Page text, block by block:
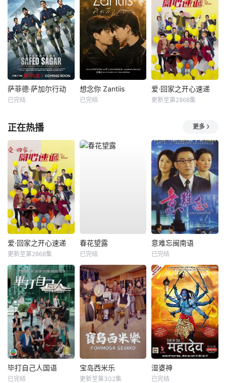
萨菲德·萨加尔行动
已完结
想念你 Zantiis
已完结
爱·回家之开心速递
更新至第2868集
正在热播 更多
爱·回家之开心速递
更新至第2868集
春花望露
已完结
意难忘闽南语
已完结
毕打自己人国语
已完结
宝岛西米乐
更新至第302集
湿婆神
已完结